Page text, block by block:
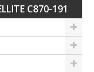
C870-191